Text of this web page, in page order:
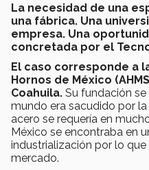
La necesidad de una
una fábrica. Una
empresa. Una
concretada por el
El caso corresponde a
Hornos de México
Coahuila. Su fundación
mundo era sacudido por
acero se requería en
México se encontraba en
industrialización por lo
mercado.